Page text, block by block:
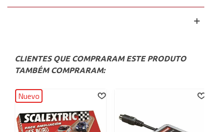
CLIENTES QUE COMPRARAM ESTE PRODUTO
TAMBÉM COMPRARAM:
Nuevo